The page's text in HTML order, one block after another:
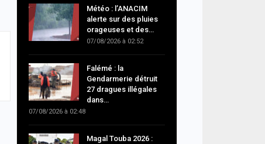
Météo : l’ANACIM
alerte sur des pluies
orageuses et des…
07/08/2026 à 02:52
Falémé : la
Gendarmerie détruit
27 dragues illégales
dans…
07/08/2026 à 02:48
Magal Touba 2026 :